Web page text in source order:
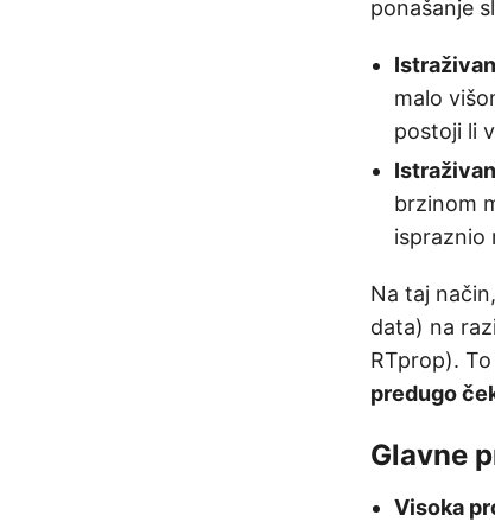
ponašanje
malo
postoji li
brzinom
ispraznio
Na taj
data) na
RTprop).
predugo
Glavne
Visoka